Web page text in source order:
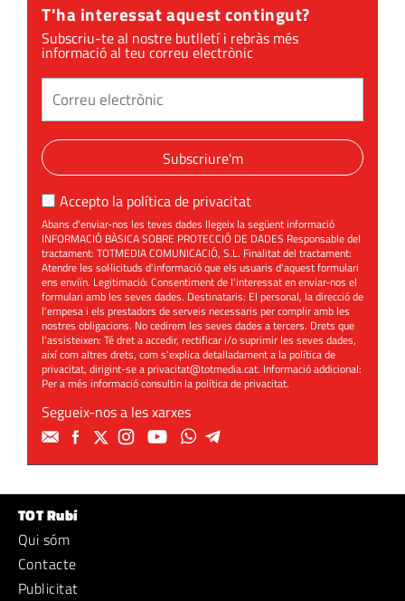
T'ha interessat aquest contingut?
Subscriu-te al nostre butlletí i rebràs més
informació al teu correu electrònic
Subscriure'm
Accepto la política de privacitat
Abans d'enviar-nos les teves dades llegeix la següent informació
INFORMACIÓ BÀSICA SOBRE PROTECCIÓ DE DADES Responsable del
tractament: TOTMEDIA COMUNICACIÓ, S.L. Finalitat del tractament:
Atendre les sol·licituds d'informació que els usuaris d'aquest formulari
ens enviïn. Legitimació: Consentiment de l'interessat en enviar-nos el
formulari amb les seves dades. Destinataris: El personal, la direcció de
l'empesa i els prestadors de serveis necessaris per complir amb les
nostres obligacions. No cedirem les seves dades a tercers. Drets que
l'assisteixen: Té dret a accedir, rectificar i/o suprimir les seves dades,
així com altres drets, com s'explica detalladament a la política de
privacitat, dirigint-se aprivacitat@totmedia.cat. Informació addicional:
Per a més informació consultin lapolítica de privacitat.
Segueix-nos a les xarxes
TOT Rubí
Qui sóm
Contacte
Publicitat